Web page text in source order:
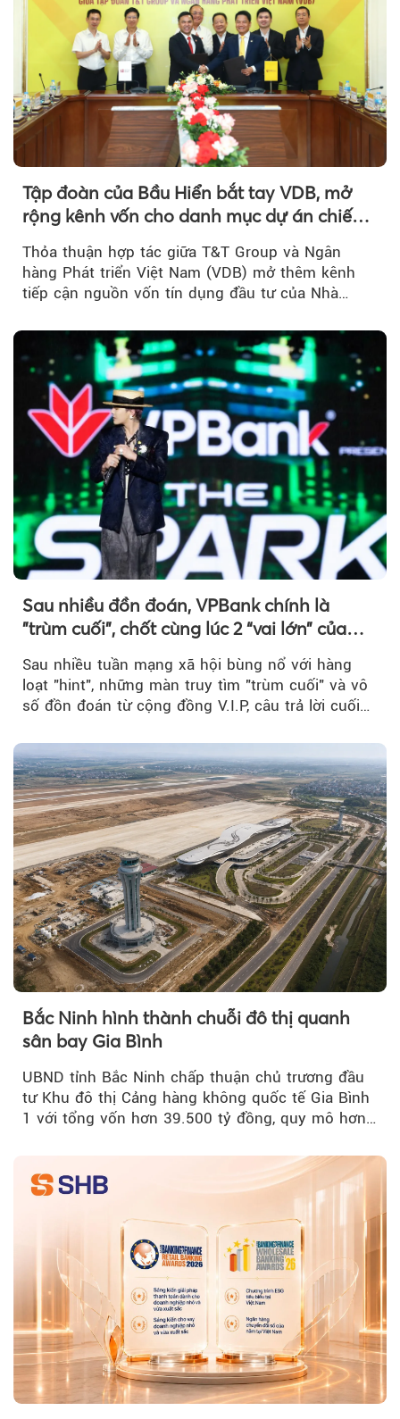
Tập đoàn của Bầu Hiển bắt tay VDB, mở
rộng kênh vốn cho danh mục dự án chiến
Thỏa thuận hợp tác giữa T&T Group và Ngân
hàng Phát triển Việt Nam (VDB) mở thêm kênh
tiếp cận nguồn vốn tín dụng đầu tư của Nhà
Sau nhiều đồn đoán, VPBank chính là
"trùm cuối", chốt cùng lúc 2 “vai lớn” của
BIGBANG World Tour tại Việt Nam
Sau nhiều tuần mạng xã hội bùng nổ với hàng
loạt "hint", những màn truy tìm "trùm cuối" và vô
số đồn đoán từ cộng đồng V.I.P, câu trả lời cuối
Bắc Ninh hình thành chuỗi đô thị quanh
sân bay Gia Bình
UBND tỉnh Bắc Ninh chấp thuận chủ trương đầu
tư Khu đô thị Cảng hàng không quốc tế Gia Bình
1 với tổng vốn hơn 39.500 tỷ đồng, quy mô hơn